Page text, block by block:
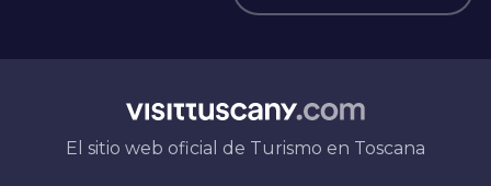
El sitio web oficial de Turismo en Toscana